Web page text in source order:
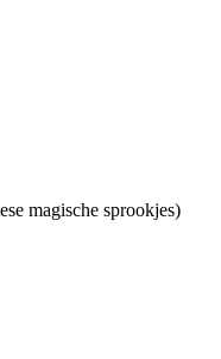
magische sprookjes)